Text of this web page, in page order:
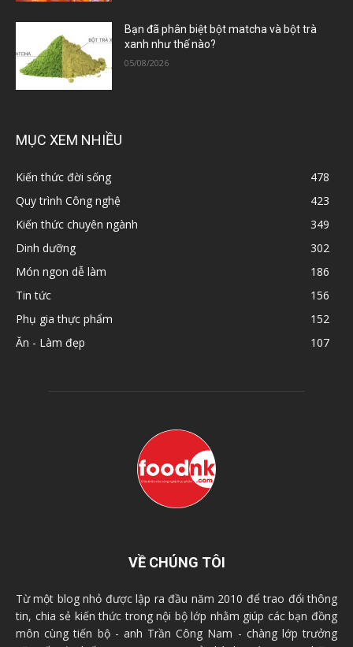
Bạn đã phân biệt bột matcha và bột trà
xanh như thế nào?
05/08/2026
MỤC XEM NHIỀU
Kiến thức đời sống
478
Quy trình Công nghệ
423
Kiến thức chuyên ngành
349
Dinh dưỡng
302
Món ngon dễ làm
186
Tin tức
156
Phụ gia thực phẩm
152
Ăn - Làm đẹp
107
VỀ CHÚNG TÔI
Từ một blog nhỏ được lập ra đầu năm 2010 để trao đổi thông
tin, chia sẻ kiến thức trong nội bộ lớp nhằm giúp các bạn đồng
môn cùng tiến bộ - anh Trần Công Nam - chàng lớp trưởng